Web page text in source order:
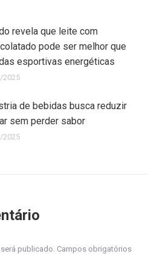
revela que leite com
pode ser melhor que
esportivas energéticas
2025
de bebidas busca reduzir
sem perder sabor
2025
publicado. Campos obrigatórios